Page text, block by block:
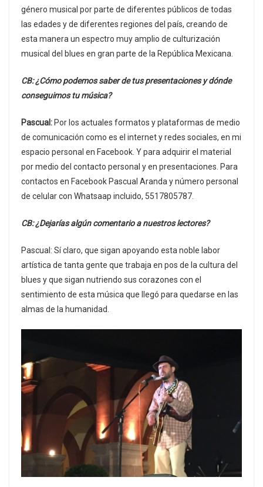
género musical por parte de diferentes públicos de todas
las edades y de diferentes regiones del país, creando de
esta manera un espectro muy amplio de culturización
musical del blues en gran parte de la República Mexicana.
CB: ¿Cómo podemos saber de tus presentaciones y dónde
conseguimos tu música?
Pascual: Por los actuales formatos y plataformas de medio
de comunicación como es el internet y redes sociales, en mi
espacio personal en Facebook. Y para adquirir el material
por medio del contacto personal y en presentaciones. Para
contactos en Facebook Pascual Aranda y número personal
de celular con Whatsaap incluido, 5517805787.
CB: ¿Dejarías algún comentario a nuestros lectores?
Pascual: Sí claro, que sigan apoyando esta noble labor
artística de tanta gente que trabaja en pos de la cultura del
blues y que sigan nutriendo sus corazones con el
sentimiento de esta música que llegó para quedarse en las
almas de la humanidad.